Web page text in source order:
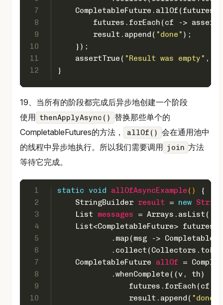
7
8
9
10
11
12
futures.forEach(cf ->
        result.append(
"done" );
    });
    assertTrue(
"Result was empty" ,
}
19、当所有的阶段都完成后异步地创建一个阶段
使用 thenApplyAsync()
替换那些单个的
CompletableFutures的方法，
allOf() 会在通用池中
的线程中异步地执行。所以我们需要调用 join 方法
等待它完成。
1
2
3
4
5
6
7
8
9
10
static void allOfAsyncExample ()
{
StringBuilder result = new
List
messages = Arrays.asList(
List<CompletableFuture> futures
.map(msg ->
CompletableFuture
allOf =
.whenComplete((v, th) ->
futures.forEach(cf
                result.append(
"done"